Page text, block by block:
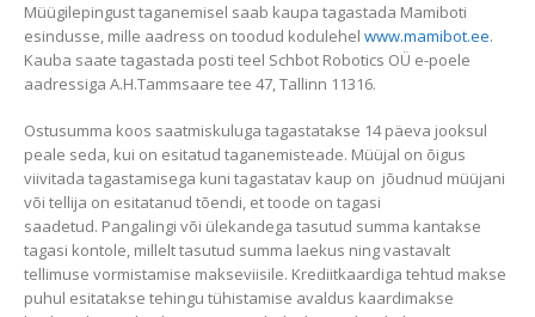
Müügilepingust taganemisel saab kaupa tagastada Mamiboti
esindusse, mille aadress on toodud kodulehel www.mamibot.ee.
Kauba saate tagastada posti teel Schbot Robotics OÜ e-poele
aadressiga A.H.Tammsaare tee 47, Tallinn 11316.
Ostusumma koos saatmiskuluga tagastatakse 14 päeva jooksul
peale seda, kui on esitatud taganemisteade. Müüjal on õigus
viivitada tagastamisega kuni tagastatav kaup on jõudnud müüjani
või tellija on esitatanud tõendi, et toode on tagasi
saadetud. Pangalingi või ülekandega tasutud summa kantakse
tagasi kontole, millelt tasutud summa laekus ning vastavalt
tellimuse vormistamise makseviisile. Krediitkaardiga tehtud makse
puhul esitatakse tehingu tühistamise avaldus kaardimakse